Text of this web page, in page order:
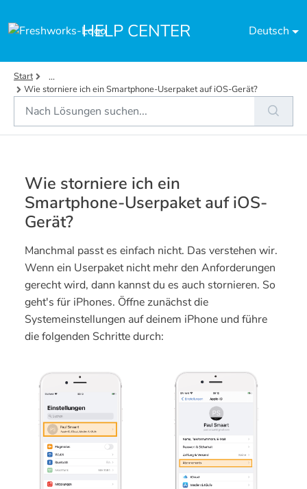
HELP CENTER Deutsch
Start
...
Wie storniere ich ein Smartphone-Userpaket auf iOS-Gerät?
Wie storniere ich ein
Smartphone-Userpaket auf iOS-
Gerät?
Manchmal passt es einfach nicht. Das verstehen wir.
Wenn ein Userpaket nicht mehr den Anforderungen
gerecht wird, dann kannst du es auch stornieren. So
geht's für iPhones. Öffne zunächst die
Systemeinstellungen auf deinem iPhone und führe
die folgenden Schritte durch: